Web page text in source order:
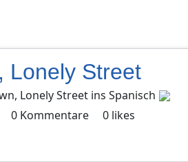
Lonely Street
Lonely Street ins Spanisch
0 Kommentare 0 likes